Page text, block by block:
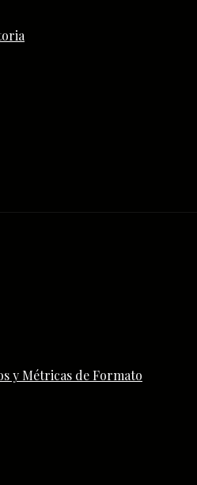
y Métricas de Formato